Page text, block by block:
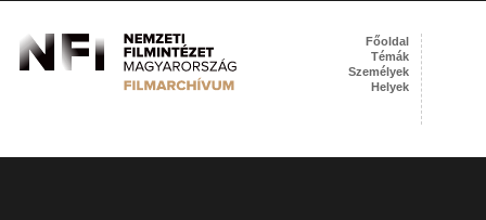
Főoldal
Témák
Személyek
Helyek